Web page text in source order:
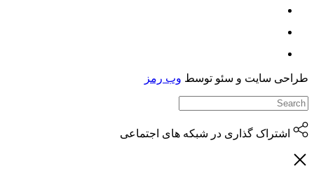
سایت و سئو توسطوب رمز
اشتراک گذاری در شبکه های اجتماعی